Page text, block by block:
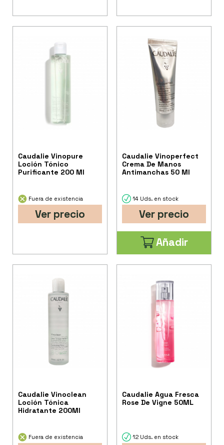
Caudalie Vinopure
Loción Tónico
Purificante 200 Ml
Fuera de existencia
Ver precio
Caudalie Vinoperfect
Crema De Manos
Antimanchas 50 Ml
14 Uds. en stock
Ver precio
Añadir
Caudalie Vinoclean
Loción Tónica
Hidratante 200Ml
Fuera de existencia
Caudalie Agua Fresca
Rose De Vigne 50ML
12 Uds. en stock